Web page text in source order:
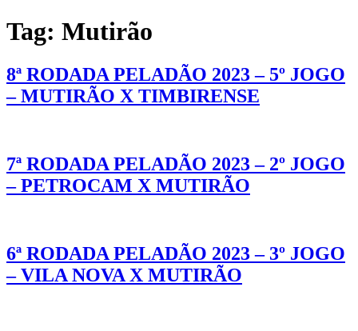
Tag: Mutirão
8ª RODADA PELADÃO 2023 – 5º JOGO
– MUTIRÃO X TIMBIRENSE
7ª RODADA PELADÃO 2023 – 2º JOGO
– PETROCAM X MUTIRÃO
6ª RODADA PELADÃO 2023 – 3º JOGO
– VILA NOVA X MUTIRÃO